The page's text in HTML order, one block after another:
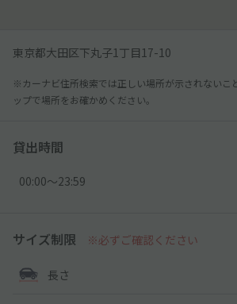
東京都大田区下丸子1丁目17-10
※カーナビ住所検索では正しい場所が示されないこ
ップで場所をお確かめください。
貸出時間
00:00〜23:59
サイズ制限 ※必ずご確認ください
長さ